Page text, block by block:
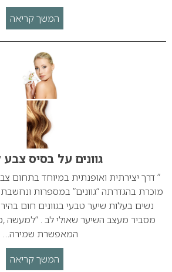
המשך קריאה
גוונים על בסיס צבע
” דרך יצירתית ואופנתית במיוחד בתחום
מוכרת בהגדרתה “גוונים” במספרות
נשים בעלות שיער טבעי בגוונים חום בהיר
מסביר מעצב השיער שאולי לב . “למעשה
המאפשרת שמירה…
המשך קריאה